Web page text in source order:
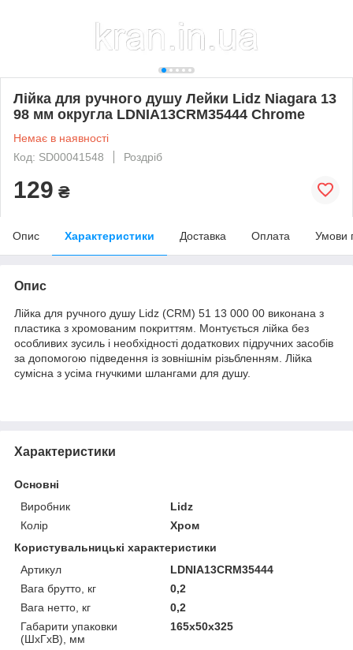
Лійка для ручного душу Лейки Lidz Niagara 13
98 мм округла LDNIA13CRM35444 Chrome
Немає в наявності
Код: SD00041548
Роздріб
129 ₴
Опис Характеристики Доставка Оплата Умови
Опис
Лійка для ручного душу Lidz (CRM) 51 13 000 00 виконана з
пластика з хромованим покриттям. Монтується лійка без
особливих зусиль і необхідності додаткових підручних засобів
за допомогою підведення із зовнішнім різьбленням. Лійка
сумісна з усіма гнучкими шлангами для душу.
Характеристики
Основні
Виробник
Lidz
Колір
Хром
Користувальницькі характеристики
Артикул
LDNIA13CRM35444
Вага брутто, кг
0,2
Вага нетто, кг
0,2
Габарити упаковки
(ШхГхВ), мм
165х50х325